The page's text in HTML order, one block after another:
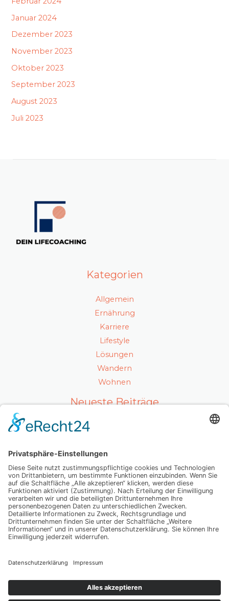
Januar 2024
Dezember 2023
November 2023
Oktober 2023
September 2023
August 2023
Juli 2023
Kategorien
Allgemein
Ernährung
Karriere
Lifestyle
Lösungen
Wandern
Wohnen
Neueste Beiträge
Ein gesunder Lebensstil als Karrierefaktor
gelingt’s Ihnen
Luxuriöses Haarvolumen ohne Kompromisse – so
fühlt sich echtes Hollywood-Feeling an
Mit Ausstrahlung und Selbstvertrauen überzeugen
Wenn Abschiednehmen zur Herausforderung wird:
Was Sie wirklich wissen sollten
Copyright © 2026 Dein Lifecoaching